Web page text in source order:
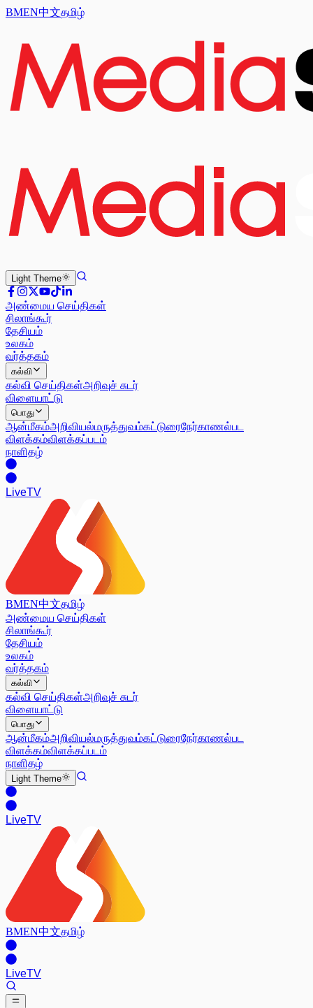
BMEN中文தமிழ்
Light Theme
அண்மைய செய்திகள்
சிலாங்கூர்
தேசியம்
உலகம்
வர்த்தகம்
கல்வி
கல்வி செய்திகள்அறிவுச் சுடர்
விளையாட்டு
பொது
ஆன்மீகம்அறிவியல்மருத்துவம்கட்டுரைநேர்காணல்பட
விளக்கம்விளக்கப்படம்
நாளிதழ்
LiveTV
BMEN中文தமிழ்
அண்மைய செய்திகள்
சிலாங்கூர்
தேசியம்
உலகம்
வர்த்தகம்
கல்வி
கல்வி செய்திகள்அறிவுச் சுடர்
விளையாட்டு
பொது
ஆன்மீகம்அறிவியல்மருத்துவம்கட்டுரைநேர்காணல்பட
விளக்கம்விளக்கப்படம்
நாளிதழ்
Light Theme
LiveTV
BMEN中文தமிழ்
LiveTV